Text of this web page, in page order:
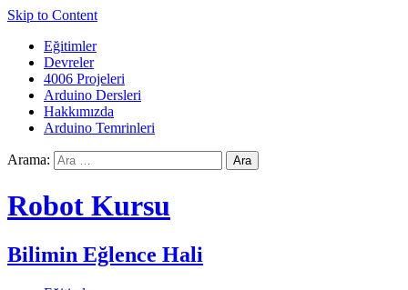
Skip to Content
Eğitimler
Devreler
4006 Projeleri
Arduino Dersleri
Hakkımızda
Arduino Temrinleri
Arama:
Robot Kursu
Bilimin Eğlence Hali